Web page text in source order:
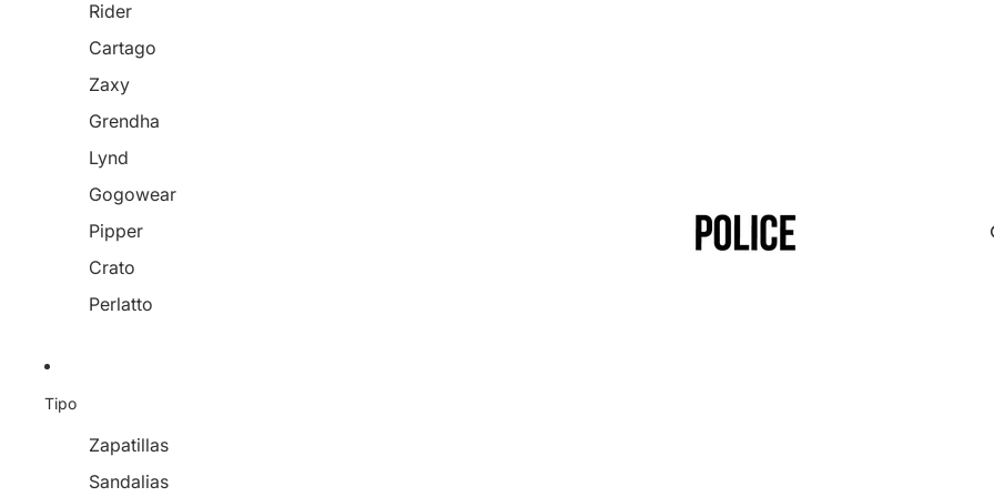
Rider
Cartago
Zaxy
Grendha
Lynd
Gogowear
Pipper
Crato
Perlatto
Tipo
Zapatillas
Sandalias